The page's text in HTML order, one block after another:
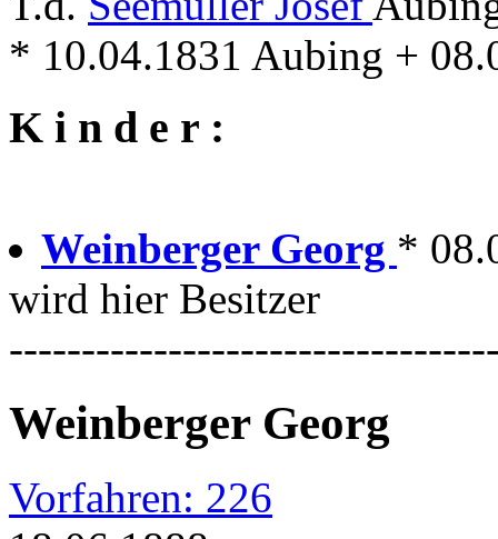
* 10.04.1831 Aubing +
K i n d e r :
Weinberger Georg *
wird hier Besitzer
Weinberger Georg
Vorfahren: 226